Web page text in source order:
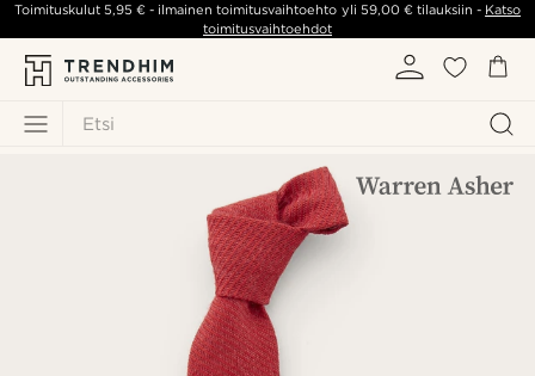
Etsi
Toimituskulut5,95 € - ilmainen toimitusvaihtoehto yli 59,00 €tilauksiin - Katso
toimitusvaihtoehdot